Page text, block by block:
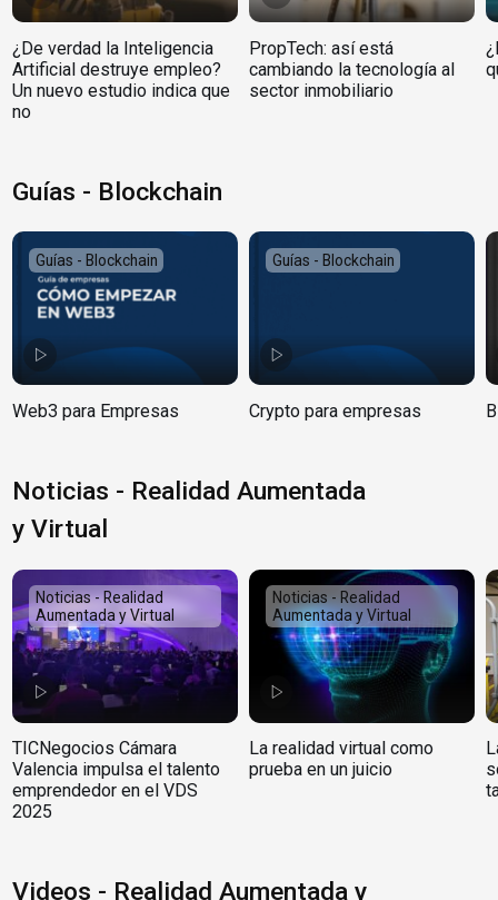
¿De verdad la Inteligencia
Artificial destruye empleo?
Un nuevo estudio indica que
no
PropTech: así está
cambiando la tecnología al
sector inmobiliario
Guías - Blockchain
Guías - Blockchain
Web3 para Empresas
Guías - Blockchain
Crypto para empresas
Noticias - Realidad Aumentada
y Virtual
Noticias - Realidad
Aumentada y Virtual
TICNegocios Cámara
Valencia impulsa el talento
emprendedor en el VDS
2025
Noticias - Realidad
Aumentada y Virtual
La realidad virtual como
prueba en un juicio
Videos - Realidad Aumentada y